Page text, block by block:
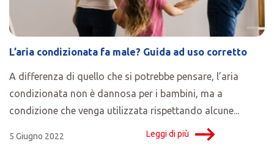
L’aria condizionata fa male? Guida ad uso corretto
A differenza di quello che si potrebbe pensare, l’aria
condizionata non è dannosa per i bambini, ma a
condizione che venga utilizzata rispettando alcune...
5 Giugno 2022 Leggi di più